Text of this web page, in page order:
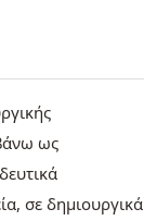
ως
σε δημιουργικά